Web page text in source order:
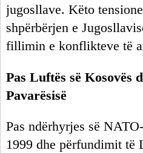
jugosllave. Këto
shpërbërjen e
fillimin e konflikteve të
Pas Luftës së Kosovës
Pavarësisë
Pas ndërhyrjes së
1999 dhe përfundimit të